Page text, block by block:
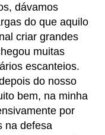
dávamos
do que aquilo
criar grandes
muitas
escanteios.
do nosso
bem, na minha
por
na defesa